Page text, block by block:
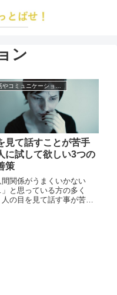
ン
会話やコミュニケーションの悩み
見て話すことが苦手
に試して欲しい3つの
策
間関係がうまくいかない
と思っている方の多く
人の目を見て話す事が苦手